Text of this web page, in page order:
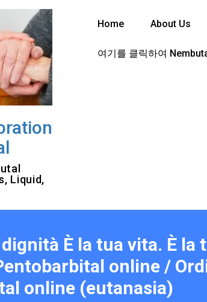
Liquid,
Home About Us
여기를 클릭하여
È la tua vita. È la
online /
online (eutanasia)